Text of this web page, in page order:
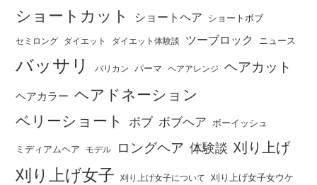
ショートカット ショートヘア ショートボブ
セミロング ダイエット ダイエット体験談 ツーブロック ニュース
バッサリ バリカン パーマ ヘアアレンジ ヘアカット
ヘアカラー ヘアドネーション
ベリーショート
ボブ ボブヘア ボーイッシュ
ミディアムヘア モデル ロングヘア 体験談 刈り上げ
刈り上げ女子 刈り上げ女子について 刈り上げ女子女ウケ